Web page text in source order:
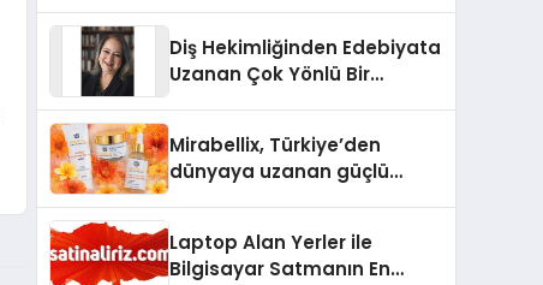
Diş Hekimliğinden Edebiyata
Uzanan Çok Yönlü Bir
Mirabellix, Türkiye’den
dünyaya uzanan güçlü
Laptop Alan Yerler ile
Bilgisayar Satmanın En